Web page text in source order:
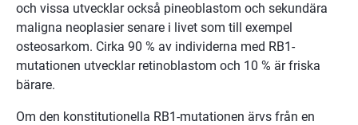
och vissa utvecklar också pineoblastom och sekundära
maligna neoplasier senare i livet som till exempel
osteosarkom. Cirka 90 % av individerna med RB1-
mutationen utvecklar retinoblastom och 10 % är friska
bärare.
Om den konstitutionella RB1-mutationen ärvs från en